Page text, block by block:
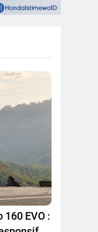
EVO :